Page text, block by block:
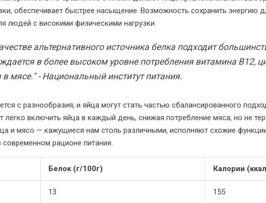
обеспечивает быстрее насыщение. Возможность сохранить энергию
с високими физическими нагрузки.
альтернативного источника белка подходит
в более высоком уровне потребления витамина B12,
в мясе." - Национальный институт питания.
с разнообразия, и яйца могут стать частью сбалансированного
легко включить яйца в каждый день, снижая потребление мяса, но не
и мясо — кажущиеся нам столь различными, исполняют схожие
рационе питания.
Белок (г/100г) Калории
13 155